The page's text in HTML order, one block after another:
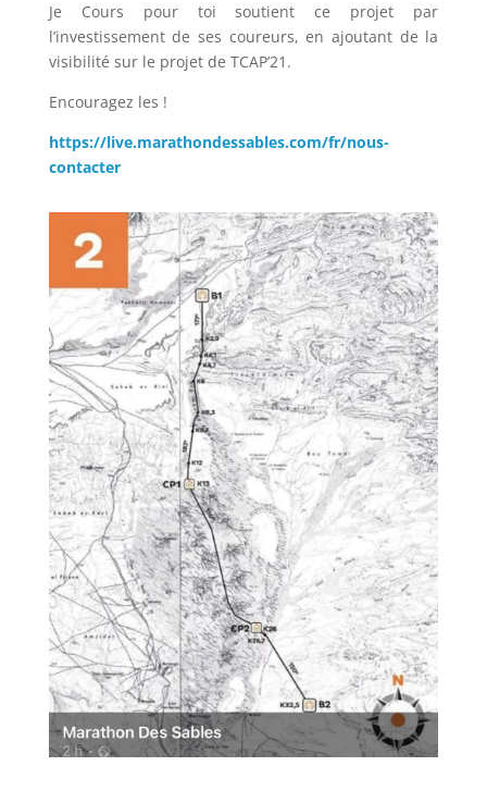
Je Cours pour toi soutient ce projet par
l’investissement de ses coureurs, en ajoutant de la
visibilité sur le projet de TCAP’21.
Encouragez les !
https://live.marathondessables.com/fr/nous-
contacter